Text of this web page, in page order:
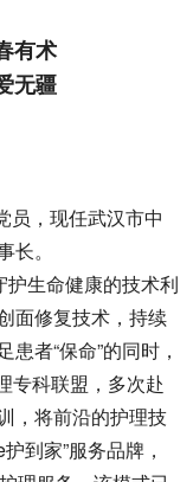
有术
无疆
员，现任武汉市中
。
护生命健康的技术利
面修复技术，持续
者“保命”的同时，
专科联盟，多次赴
，将前沿的护理技
到家”服务品牌，